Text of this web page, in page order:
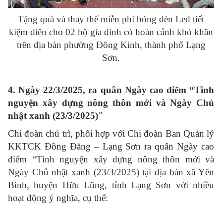
Tặng quà và thay thế miễn phí bóng đèn Led tiết
kiệm điện cho 02 hộ gia đình có hoàn cảnh khó khăn
trên địa bàn phường Đông Kinh, thành phố Lạng
Sơn.
4.Ngày 22/3/2025, ra quân Ngày cao điểm “Tình
nguyện xây dựng nông thôn mới và Ngày Chủ
nhật xanh (23/3/2025)"
Chi đoàn chủ trì, phối hợp với Chi đoàn Ban Quản lý
KKTCK Đồng Đăng – Lạng Sơn ra quân Ngày cao
điểm “Tình nguyện xây dựng nông thôn mới và
Ngày Chủ nhật xanh (23/3/2025) tại địa bàn xã Yên
Bình, huyện Hữu Lũng, tỉnh Lạng Sơn với nhiều
hoạt động ý nghĩa, cụ thể: